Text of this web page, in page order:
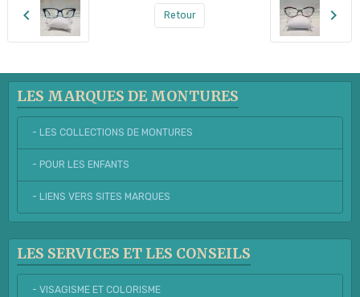
Retour
LES MARQUES DE MONTURES
- LES COLLECTIONS DE MONTURES
- POUR LES ENFANTS
- LIENS VERS SITES MARQUES
LES SERVICES ET LES CONSEILS
- VISAGISME ET COLORISME